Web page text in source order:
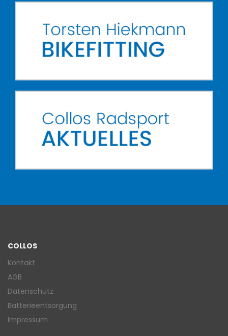
COLLOS
Kontakt
AGB
Datenschutz
Batterieentsorgung
Impressum